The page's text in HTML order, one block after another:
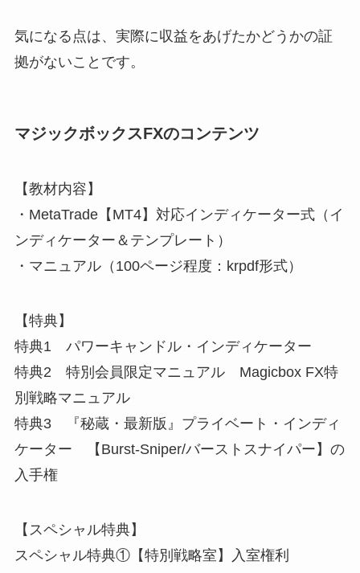
気になる点は、実際に収益をあげたかどうかの証
拠がないことです。
マジックボックスFXのコンテンツ
【教材内容】
・MetaTrade【MT4】対応インディケーター式（イ
ンディケーター＆テンプレート）
・マニュアル（100ページ程度：krpdf形式）
【特典】
特典1 パワーキャンドル・インディケーター
特典2 特別会員限定マニュアル Magicbox FX特
別戦略マニュアル
特典3 『秘蔵・最新版』プライベート・インディ
ケーター 【Burst-Sniper/バーストスナイパー】の
入手権
【スペシャル特典】
スペシャル特典①【特別戦略室】入室権利